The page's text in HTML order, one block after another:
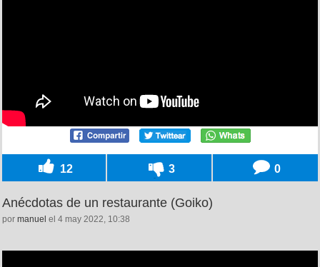
12 3 0
Anécdotas de un restaurante (Goiko)
por manuel el 4 may 2022, 10:38